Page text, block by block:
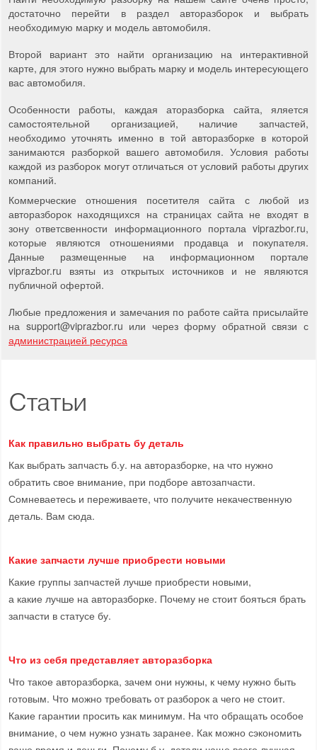
достаточно перейти в раздел авторазборок и выбрать
необходимую марку и модель автомобиля.
Второй вариант это найти организацию на интерактивной
карте, для этого нужно выбрать марку и модель интересующего
вас автомобиля.
Особенности работы, каждая аторазборка сайта, яляется
самостоятельной организацией, наличие запчастей,
необходимо уточнять именно в той авторазборке в которой
занимаются разборкой вашего автомобиля. Условия работы
каждой из разборок могут отличаться от условий работы других
компаний.
Коммерческие отношения посетителя сайта с любой из
авторазборок находящихся на страницах сайта не входят в
зону ответсвенности информационного портала viprazbor.ru,
которые являются отношениями продавца и покупателя.
Данные размещенные на информационном портале
viprazbor.ru взяты из открытых источников и не являются
публичной офертой.
Любые предложения и замечания по работе сайта присылайте
на support@viprazbor.ru или через форму обратной связи с
администрацией ресурса
Статьи
Как правильно выбрать бу деталь
Как выбрать запчасть б.у. на авторазборке, на что нужно
обратить свое внимание, при подборе автозапчасти.
Сомневаетесь и переживаете, что получите некачественную
деталь. Вам сюда.
Какие запчасти лучше приобрести новыми
Какие группы запчастей лучше приобрести новыми,
а какие лучше на авторазборке. Почему не стоит бояться брать
запчасти в статусе бу.
Что из себя представляет авторазборка
Что такое авторазборка, зачем они нужны, к чему нужно быть
готовым. Что можно требовать от разборок а чего не стоит.
Какие гарантии просить как минимум. На что обращать особое
внимание, о чем нужно узнать заранее. Как можно сэкономить